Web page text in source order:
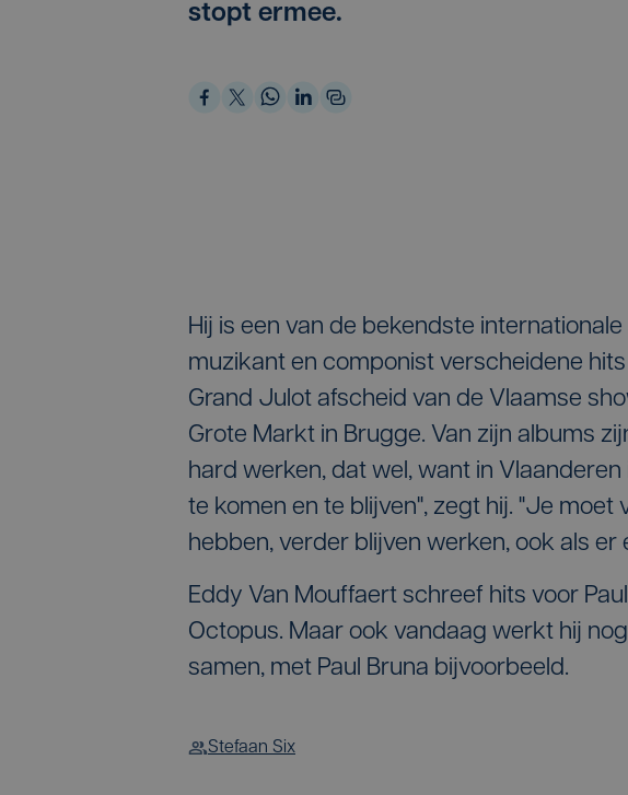
stopt ermee.
Hij is een van de bekendste
muzikant en componist verscheidene
Grand Julot afscheid van de Vlaamse
Grote Markt in Brugge. Van zijn albums
hard werken, dat wel, want in
te komen en te blijven", zegt hij. "Je
hebben, verder blijven werken, ook als er
Eddy Van Mouffaert schreef hits voor
Octopus. Maar ook vandaag werkt hij
samen, met Paul Bruna bijvoorbeeld.
Stefaan Six